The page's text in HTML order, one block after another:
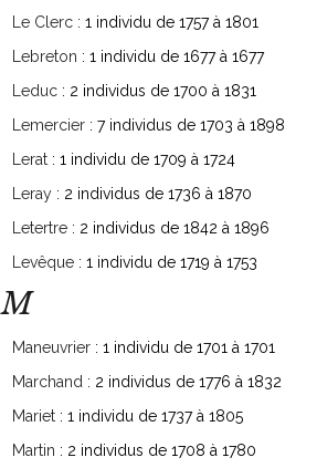
Le Clerc : 1 individu de 1757 à 1801
Lebreton : 1 individu de 1677 à 1677
Leduc : 2 individus de 1700 à 1831
Lemercier : 7 individus de 1703 à 1898
Lerat : 1 individu de 1709 à 1724
Leray : 2 individus de 1736 à 1870
Letertre : 2 individus de 1842 à 1896
Levêque : 1 individu de 1719 à 1753
M
Maneuvrier : 1 individu de 1701 à 1701
Marchand : 2 individus de 1776 à 1832
Mariet : 1 individu de 1737 à 1805
Martin : 2 individus de 1708 à 1780